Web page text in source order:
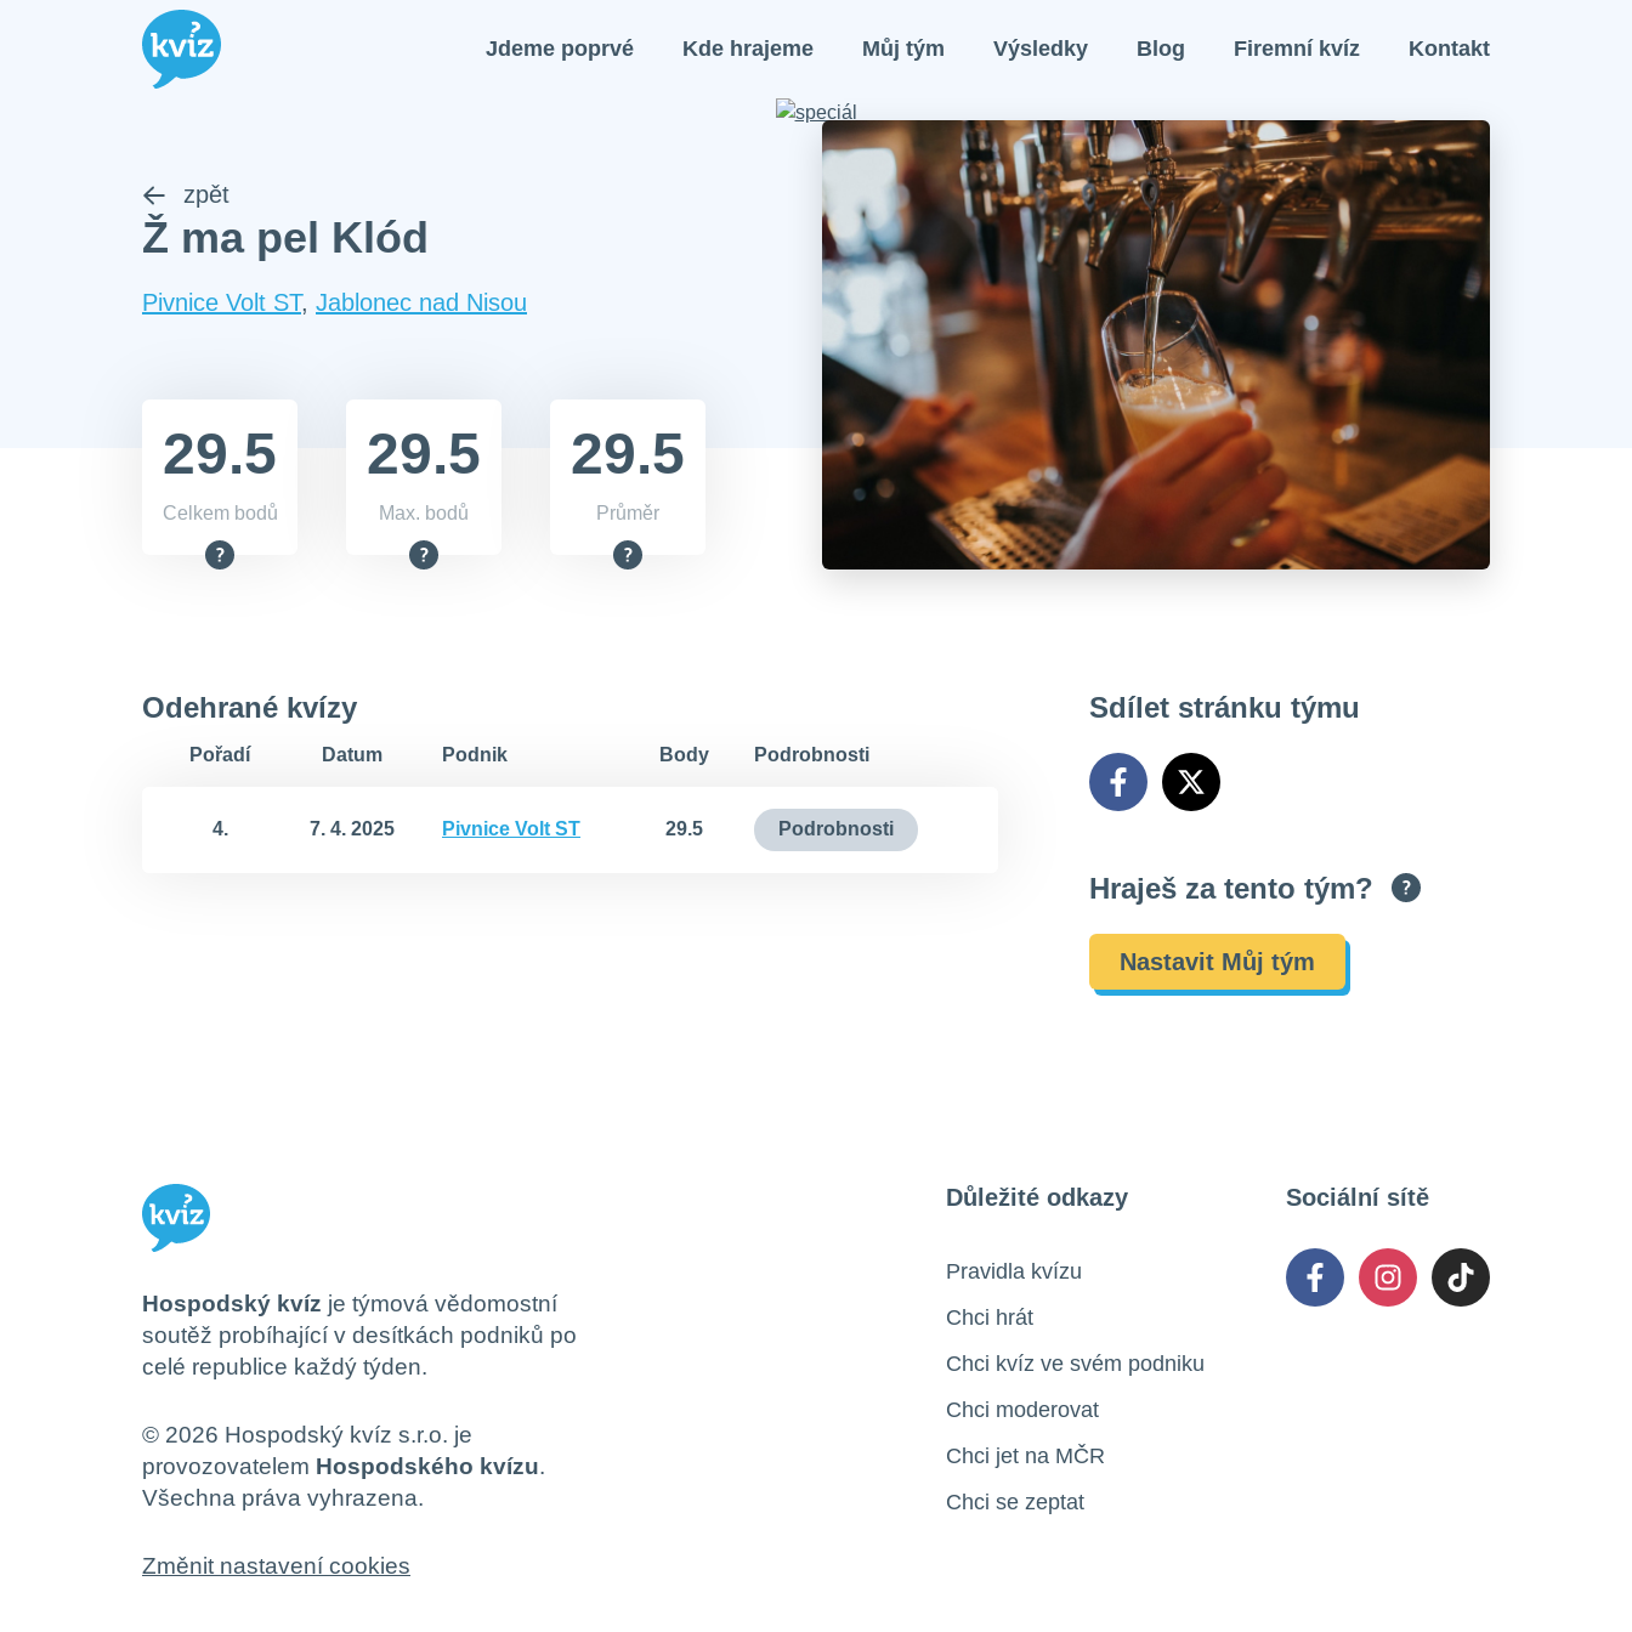
Jdeme poprvé Kde hrajeme Můj tým Výsledky Blog Firemní kvíz Kontakt
zpět
Ž ma pel Klód
Pivnice Volt ST, Jablonec nad Nisou
29.5
Celkem bodů
29.5
Max. bodů
29.5
Průměr
Odehrané kvízy
Pořadí Datum Podnik Body Podrobnosti
4. 7. 4. 2025 Pivnice Volt ST 29.5 Podrobnosti
Sdílet stránku týmu
Hraješ za tento tým?
Nastavit Můj tým
Hospodský kvíz je týmová vědomostní
soutěž probíhající v desítkách podniků po
celé republice každý týden.
© 2026 Hospodský kvíz s.r.o. je
provozovatelem Hospodského kvízu.
Všechna práva vyhrazena.
Změnit nastavení cookies
Důležité odkazy
Pravidla kvízu
Chci hrát
Chci kvíz ve svém podniku
Chci moderovat
Chci jet na MČR
Chci se zeptat
Sociální sítě